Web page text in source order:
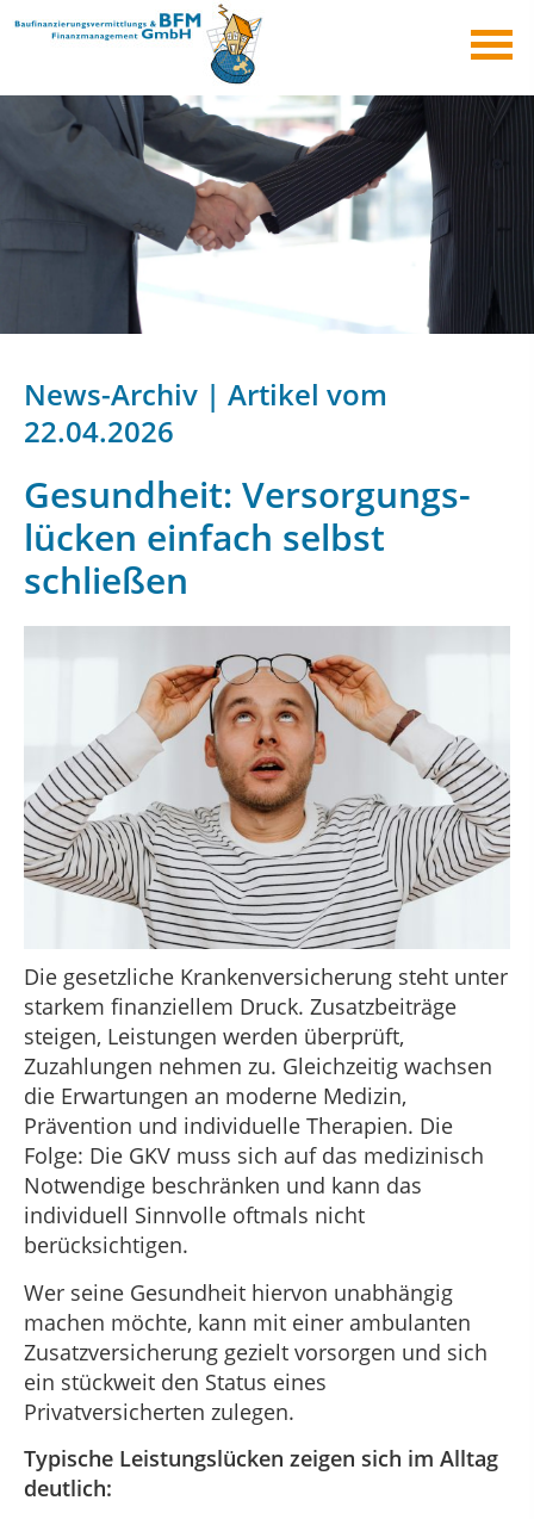
News-Archiv | Artikel vom
22.04.2026
Gesundheit: Versorgungs­
lücken einfach selbst
schließen
Die gesetzliche Krankenversicherung steht unter
starkem finanziellem Druck. Zusatzbeiträge
steigen, Leistungen werden überprüft,
Zuzahlungen nehmen zu. Gleichzeitig wachsen
die Erwartungen an moderne Medizin,
Prävention und individuelle Therapien. Die
Folge: Die GKV muss sich auf das medizinisch
Notwendige beschränken und kann das
individuell Sinnvolle oftmals nicht
berücksichtigen.
Wer seine Gesundheit hiervon unabhängig
machen möchte, kann mit einer ambulanten
Zusatzversicherung gezielt vorsorgen und sich
ein stückweit den Status eines
Privatversicherten zulegen.
Typische Leistungslücken zeigen sich im Alltag
deutlich: